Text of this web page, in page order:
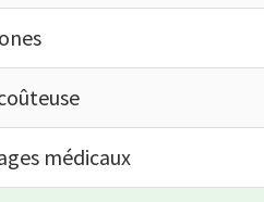
médicaux